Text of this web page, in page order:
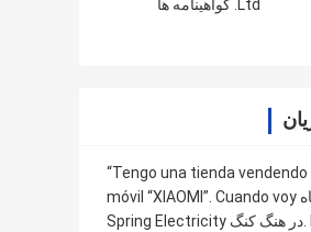
“Tengo una tienda
móvil “XIAOMI”. Cuando voy در نمایشگاه
Spring Electricity در هنگ کنگ. Encontré